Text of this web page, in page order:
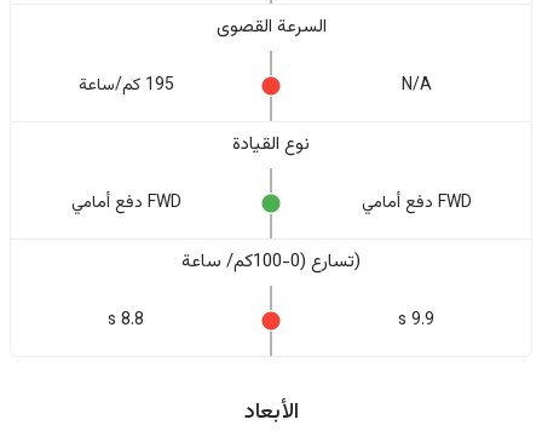
السرعة القصوى
N/A 195 كم/ساعة
نوع القيادة
FWD دفع أمامي FWD دفع أمامي
(تسارع (0-100كم/ ساعة
9.9 s
8.8 s
الأبعاد